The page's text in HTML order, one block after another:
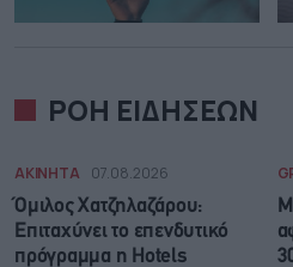
ΡΟΗ ΕΙΔΗΣΕΩΝ
ΑΚΙΝΗΤΑ 07.08.2026
Όμιλος Χατζηλαζάρου:
Επιταχύνει το επενδυτικό
πρόγραμμα η Hotels